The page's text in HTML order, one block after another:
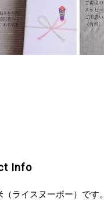
Info
（ライスヌーボー）です。